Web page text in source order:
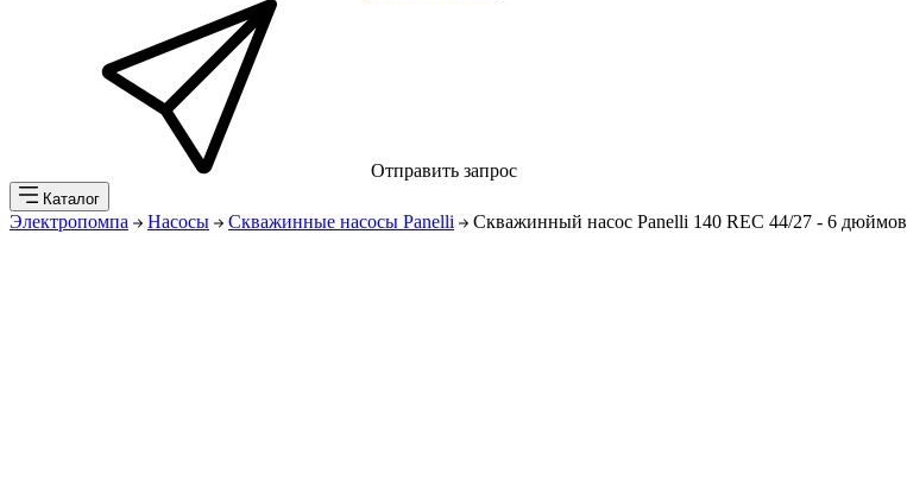
Отправить запрос
Каталог
Электропомпа Насосы Скважинные насосы Panelli Скважинный насос Panelli 140 REC 44/27 - 6 дюймов